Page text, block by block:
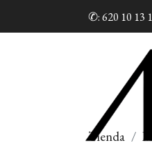
✆: 620 10 13
Tienda